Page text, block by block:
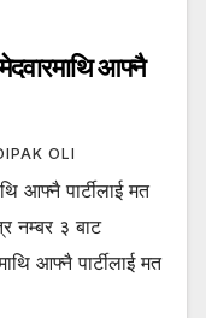
आफ्नै
OLI
आफ्नै पार्टीलाई मत
नम्बर ३ बाट
आफ्नै पार्टीलाई मत